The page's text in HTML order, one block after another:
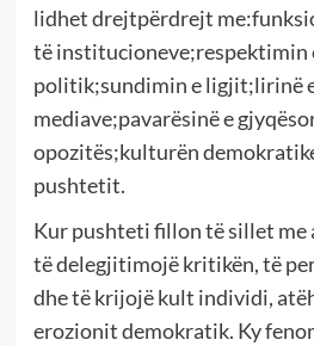
lidhet drejtpërdrejt
të institucioneve;respektimin
politik;sundimin e ligjit;lirinë
mediave;pavarësinë e
opozitës;kulturën
pushtetit.
Kur pushteti fillon të sillet me
të delegjitimojë kritikën, të
dhe të krijojë kult individi,
erozionit demokratik. Ky